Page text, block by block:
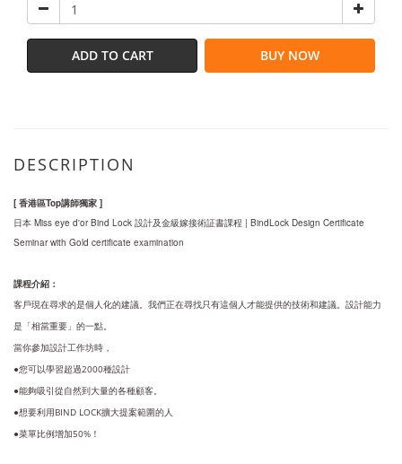
ADD TO CART BUY NOW
DESCRIPTION
[ 香港區Top講師獨家 ]
日本 Miss eye d'or Bind Lock 設計及金級嫁接術証書課程 | BindLock Design Certificate
Seminar with Gold certificate examination
課程介紹：
客戶現在尋求的是個人化的建議。 我們正在尋找只有這個人才能提供的技術和建議。 設計能力
是「相當重要」的一點。
當你參加設計工作坊時，
●您可以學習超過2000種設計
●能夠吸引從自然到大量的各種顧客。
●想要利用BIND LOCK擴大提案範圍的人
●菜單比例增加50%！